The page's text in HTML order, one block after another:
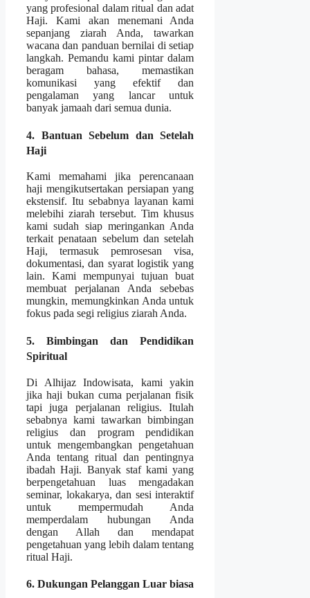
yang profesional dalam ritual dan adat
Haji. Kami akan menemani Anda
sepanjang ziarah Anda, tawarkan
wacana dan panduan bernilai di setiap
langkah. Pemandu kami pintar dalam
beragam bahasa, memastikan
komunikasi yang efektif dan
pengalaman yang lancar untuk
banyak jamaah dari semua dunia.
4. Bantuan Sebelum dan Setelah
Haji
Kami memahami jika perencanaan
haji mengikutsertakan persiapan yang
ekstensif. Itu sebabnya layanan kami
melebihi ziarah tersebut. Tim khusus
kami sudah siap meringankan Anda
terkait penataan sebelum dan setelah
Haji, termasuk pemrosesan visa,
dokumentasi, dan syarat logistik yang
lain. Kami mempunyai tujuan buat
membuat perjalanan Anda sebebas
mungkin, memungkinkan Anda untuk
fokus pada segi religius ziarah Anda.
5. Bimbingan dan Pendidikan
Spiritual
Di Alhijaz Indowisata, kami yakin
jika haji bukan cuma perjalanan fisik
tapi juga perjalanan religius. Itulah
sebabnya kami tawarkan bimbingan
religius dan program pendidikan
untuk mengembangkan pengetahuan
Anda tentang ritual dan pentingnya
ibadah Haji. Banyak staf kami yang
berpengetahuan luas mengadakan
seminar, lokakarya, dan sesi interaktif
untuk mempermudah Anda
memperdalam hubungan Anda
dengan Allah dan mendapat
pengetahuan yang lebih dalam tentang
ritual Haji.
6. Dukungan Pelanggan Luar biasa